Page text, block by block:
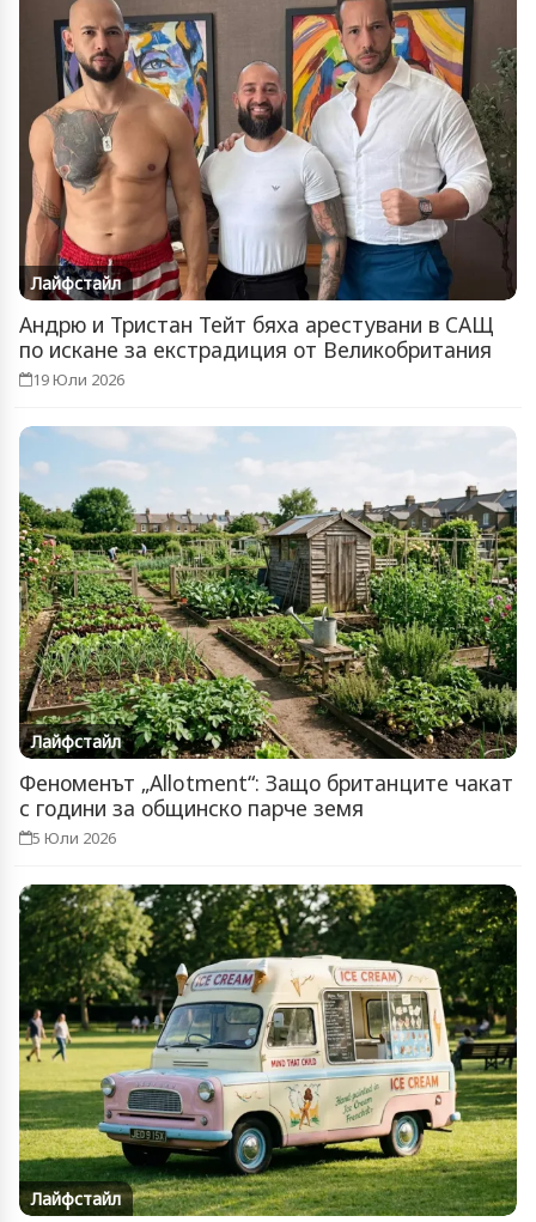
Лайфстайл
Андрю и Тристан Тейт бяха арестувани в САЩ
по искане за екстрадиция от Великобритания
19 Юли 2026
Лайфстайл
Феноменът „Allotment“: Защо британците чакат
с години за общинско парче земя
5 Юли 2026
Лайфстайл